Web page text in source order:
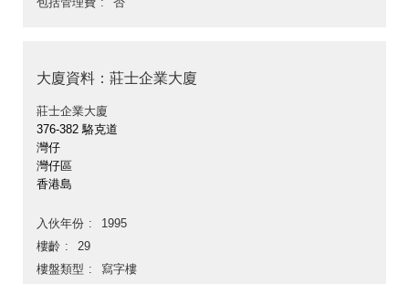
大廈資料：莊士企業大廈
莊士企業大廈
376-382 駱克道
灣仔
灣仔區
香港島
入伙年份
1995
樓齡
29
樓盤類型
寫字樓